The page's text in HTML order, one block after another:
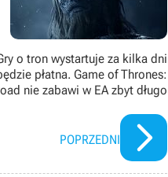
o tron wystartuje za kilka dni
płatna. Game of Thrones:
nie zabawi w EA zbyt długo
POPRZEDNI